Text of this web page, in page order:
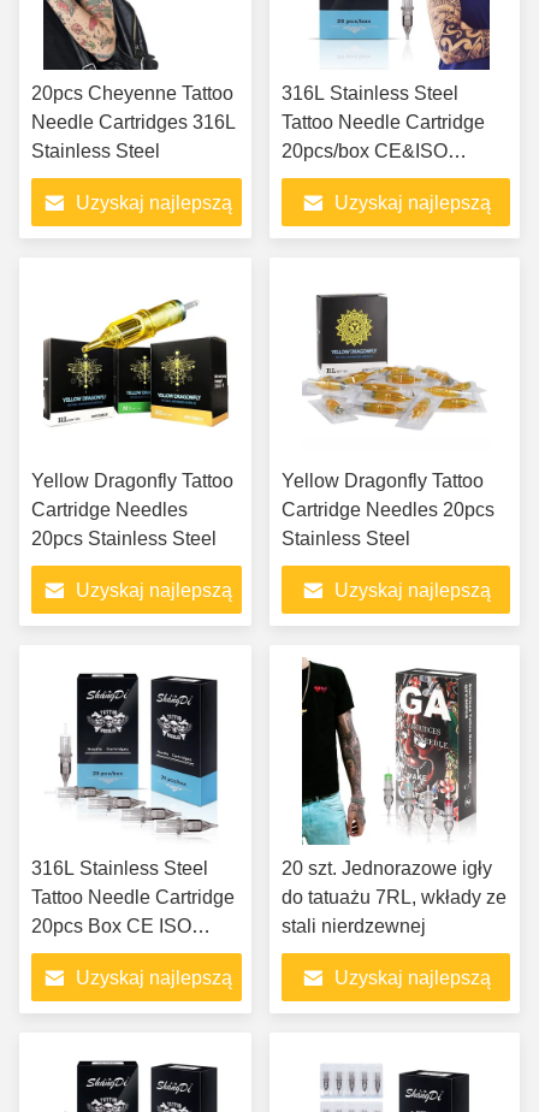
20pcs Cheyenne Tattoo
Needle Cartridges 316L
Stainless Steel
Uzyskaj najlepszą
316L Stainless Steel
Tattoo Needle Cartridge
20pcs/box CE&ISO
Certified
Uzyskaj najlepszą
Yellow Dragonfly Tattoo
Cartridge Needles
20pcs Stainless Steel
Uzyskaj najlepszą
Yellow Dragonfly Tattoo
Cartridge Needles 20pcs
Stainless Steel
Uzyskaj najlepszą
316L Stainless Steel
Tattoo Needle Cartridge
20pcs Box CE ISO
Certified
Uzyskaj najlepszą
20 szt. Jednorazowe igły
do tatuażu 7RL, wkłady ze
stali nierdzewnej
Uzyskaj najlepszą